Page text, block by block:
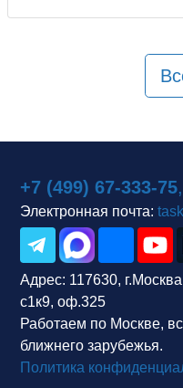
+7 (499) 67-333-75,
Электронная почта:
Адрес: 117630,
с1к9, оф.325
Работаем по Москве,
ближнего зарубежья.
Политика